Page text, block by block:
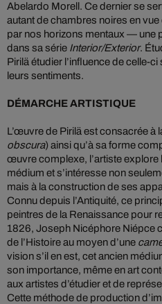
Abelardo Morell. Ce dernier se
autant de chambres noires en
par nos horizons mentaux — une
dans sa série Interior/Exterior.
Pirilä étudier l’influence de celle-
leurs sentiments.
DÉMARCHE ARTISTIQUE
L’œuvre de Pirilä est consacrée à
obscura) ainsi qu’à sa forme
œuvre complexe, l’artiste
médium et s’intéresse non
mais à la construction de ses
Connu depuis l’Antiquité, ce
peintres de la Renaissance pour
1826, Joseph Nicéphore Niépce
de l’Histoire au moyen d’une
vision s’il en est, cet ancien
son importance, même en art
aux artistes d’étudier et de
Cette méthode de production